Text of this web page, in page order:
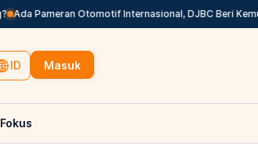
Ada Pameran Otomotif Internasional, DJBC Beri
ID Masuk
Fokus